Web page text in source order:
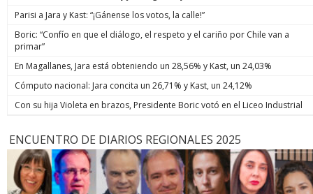
Parisi a Jara y Kast: “¡Gánense los votos, la calle!”
Boric: “Confío en que el diálogo, el respeto y el cariño por Chile van a
primar”
En Magallanes, Jara está obteniendo un 28,56% y Kast, un 24,03%
Cómputo nacional: Jara concita un 26,71% y Kast, un 24,12%
Con su hija Violeta en brazos, Presidente Boric votó en el Liceo Industrial
ENCUENTRO DE DIARIOS REGIONALES 2025